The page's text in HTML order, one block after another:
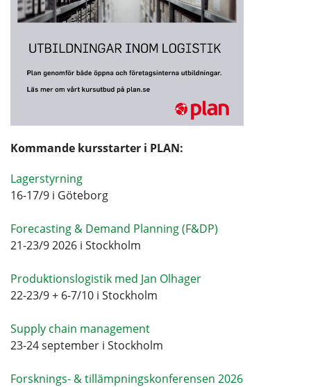
Kommande kursstarter i PLAN:
Lagerstyrning
16-17/9 i Göteborg
Forecasting & Demand Planning (F&DP)
21-23/9 2026 i Stockholm
Produktionslogistik med Jan Olhager
22-23/9 + 6-7/10 i Stockholm
Supply chain management
23-24 september i Stockholm
Forsknings- & tillämpningskonferensen 2026